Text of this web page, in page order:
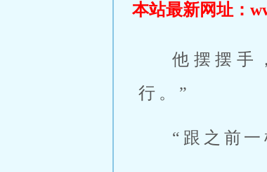
本站最新网址：
他摆摆手
行。”
“跟之前